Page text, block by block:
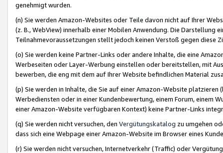
genehmigt wurden.
(n) Sie werden Amazon-Websites oder Teile davon nicht auf Ihrer
(z. B., WebView) innerhalb einer Mobilen Anwendung. Die Darstellung
Teilnahmevoraussetzungen stellt jedoch keinen Verstoß gegen diese
(o) Sie werden keine Partner-Links oder andere Inhalte, die eine
Werbeseiten oder Layer-Werbung einstellen oder bereitstellen, mit
bewerben, die eng mit dem auf Ihrer Website befindlichen Material
(p) Sie werden in Inhalte, die Sie auf einer Amazon-Website
Werbediensten oder in einer Kundenbewertung, einem Forum, einem
einer Amazon-Website verfügbaren Kontext) keine Partner-Links
(q) Sie werden nicht versuchen, den Vergütungskatalog zu umgehen
dass sich eine Webpage einer Amazon-Website im Browser eines
(r) Sie werden nicht versuchen, Internetverkehr (Traffic) oder